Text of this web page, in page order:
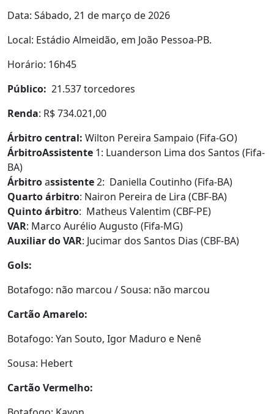
Data: Sábado, 21 de março de 2026
Local: Estádio Almeidão, em João Pessoa-PB.
Horário: 16h45
Público: 21.537 torcedores
Renda: R$ 734.021,00
Árbitrocentral: Wilton Pereira Sampaio (Fifa-GO)
ÁrbitroAssistente 1: Luanderson Lima dos Santos (Fifa-
BA)
Árbitroassistente2: Daniella Coutinho (Fifa-BA)
Quarto árbitro: Nairon Pereira de Lira (CBF-BA)
Quinto árbitro: Matheus Valentim (CBF-PE)
VAR: Marco Aurélio Augusto (Fifa-MG)
Auxiliar do VAR: Jucimar dos Santos Dias (CBF-BA)
Gols:
Botafogo: não marcou / Sousa: não marcou
Cartão Amarelo:
Botafogo: Yan Souto, Igor Maduro e Nenê
Sousa: Hebert
Cartão Vermelho: